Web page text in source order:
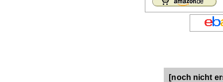
[noch nicht